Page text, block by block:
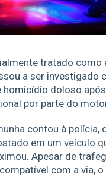
tratado como
a ser investigado
homicídio doloso
por parte do
contou à polícia,
em um veículo
Apesar de
com a via,